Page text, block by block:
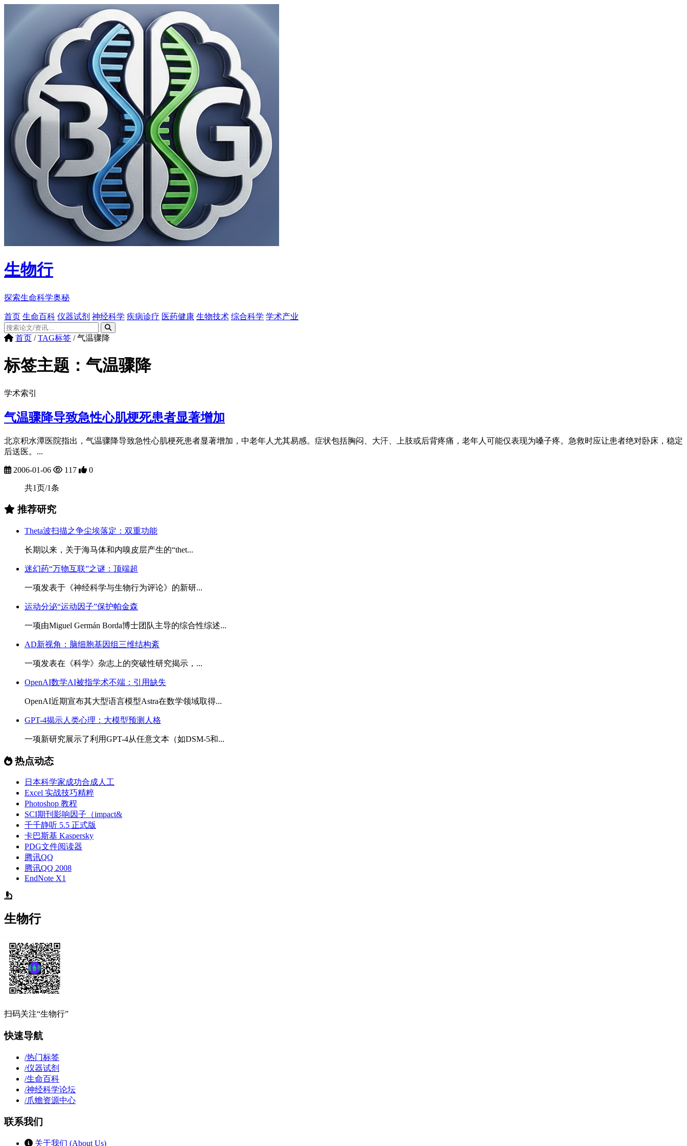
生物行
探索生命科学奥秘
首页 生命百科 仪器试剂 神经科学 疾病诊疗 医药健康 生物技术 综合科学 学术产业
首页 / TAG标签 / 气温骤降
标签主题： 气温骤降
学术索引
气温骤降导致急性心肌梗死患者显著增加
北京积水潭医院指出，气温骤降导致急性心肌梗死患者显著增加，中老年人尤其易感。症状包括胸闷、大汗、上肢或后背疼痛，老年人可能仅表现为嗓子疼。急救时应让患者绝对卧床，稳定
后送医。...
2006-01-06 117 0
共1页/1条
推荐研究
Theta波扫描之争尘埃落定：双重功能
长期以来，关于海马体和内嗅皮层产生的“thet...
迷幻药“万物互联”之谜：顶端超
一项发表于《神经科学与生物行为评论》的新研...
运动分泌“运动因子”保护帕金森
一项由Miguel Germán Borda博士团队主导的综合性综述...
AD新视角：脑细胞基因组三维结构紊
一项发表在《科学》杂志上的突破性研究揭示，...
OpenAI数学AI被指学术不端：引用缺失
OpenAI近期宣布其大型语言模型Astra在数学领域取得...
GPT-4揭示人类心理：大模型预测人格
一项新研究展示了利用GPT-4从任意文本（如DSM-5和...
热点动态
日本科学家成功合成人工
Excel 实战技巧精粹
Photoshop 教程
SCI期刊影响因子（impact&
千千静听 5.5 正式版
卡巴斯基 Kaspersky
PDG文件阅读器
腾讯QQ
腾讯QQ 2008
EndNote X1
生物行
扫码关注“生物行”
快速导航
/热门标签
/仪器试剂
/生命百科
/神经科学论坛
/爪蟾资源中心
联系我们
关于我们 (About Us)